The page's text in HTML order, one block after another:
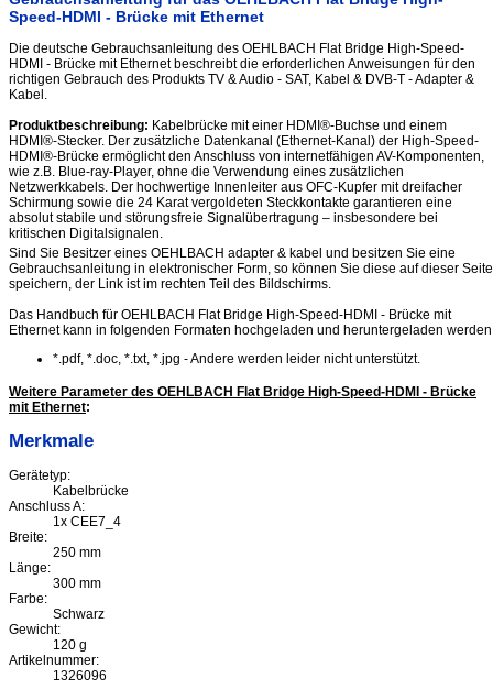
Speed-HDMI - Brücke mit Ethernet
Die deutsche Gebrauchsanleitung des OEHLBACH Flat Bridge High-Speed-
HDMI - Brücke mit Ethernet beschreibt die erforderlichen Anweisungen für den
richtigen Gebrauch des Produkts TV & Audio - SAT, Kabel & DVB-T - Adapter &
Kabel.
Produktbeschreibung: Kabelbrücke mit einer HDMI®-Buchse und einem
HDMI®-Stecker. Der zusätzliche Datenkanal (Ethernet-Kanal) der High-Speed-
HDMI®-Brücke ermöglicht den Anschluss von internetfähigen AV-Komponenten,
wie z.B. Blue-ray-Player, ohne die Verwendung eines zusätzlichen
Netzwerkkabels. Der hochwertige Innenleiter aus OFC-Kupfer mit dreifacher
Schirmung sowie die 24 Karat vergoldeten Steckkontakte garantieren eine
absolut stabile und störungsfreie Signalübertragung – insbesondere bei
kritischen Digitalsignalen.
Sind Sie Besitzer eines OEHLBACH adapter & kabel und besitzen Sie eine
Gebrauchsanleitung in elektronischer Form, so können Sie diese auf dieser Seite
speichern, der Link ist im rechten Teil des Bildschirms.
Das Handbuch für OEHLBACH Flat Bridge High-Speed-HDMI - Brücke mit
Ethernet kann in folgenden Formaten hochgeladen und heruntergeladen werden
*.pdf, *.doc, *.txt, *.jpg - Andere werden leider nicht unterstützt.
Weitere Parameter des OEHLBACH Flat Bridge High-Speed-HDMI - Brücke
mit Ethernet:
Merkmale
Gerätetyp:
Kabelbrücke
Anschluss A:
1x CEE7_4
Breite:
250 mm
Länge:
300 mm
Farbe:
Schwarz
Gewicht:
120 g
Artikelnummer:
1326096